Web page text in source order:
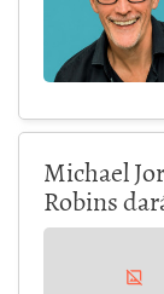
Michael
Robins